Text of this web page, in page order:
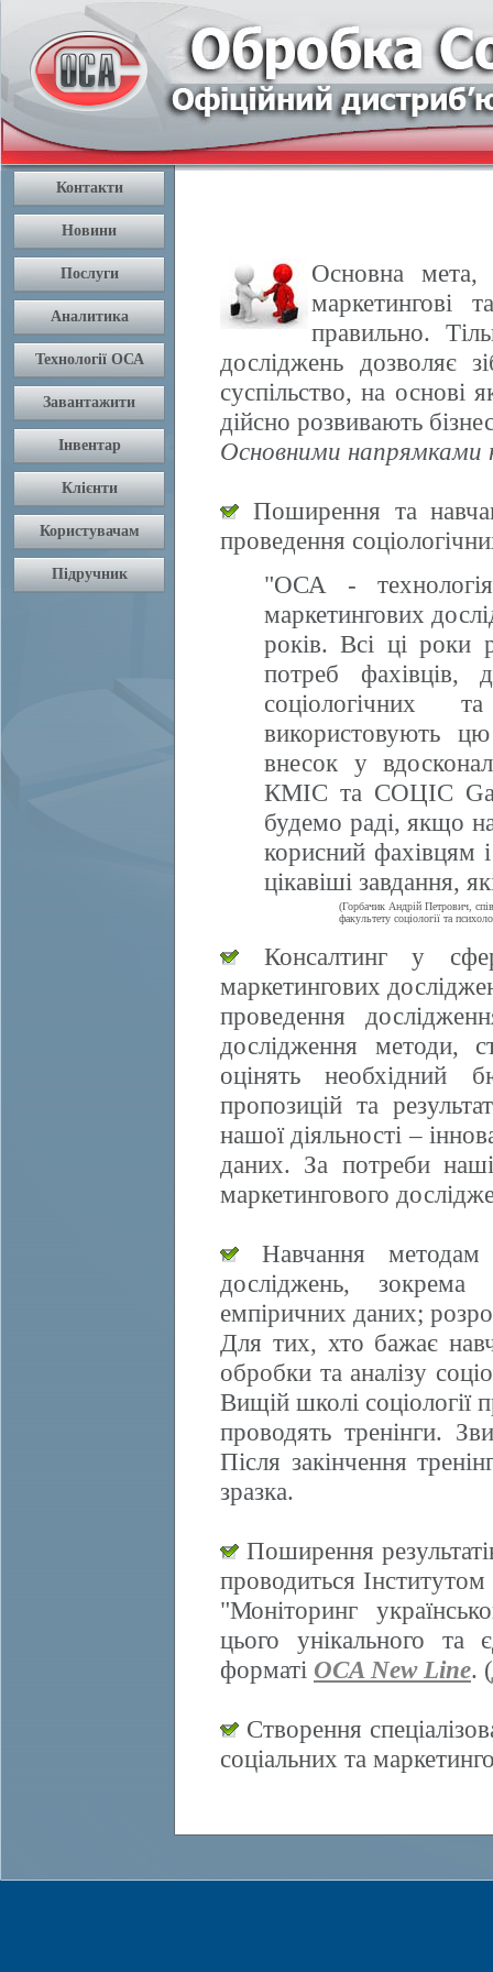
Основна мета,
маркетингові
правильно.
досліджень дозволяє
суспільство, на основі
дійсно розвивають
Основними напрямками
Поширення та
проведення
"ОСА -
маркетингових
років. Всі ці роки
потреб фахівців,
соціологічних
використовують
внесок у
КМІС та СОЦІС
будемо раді, якщо
корисний фахівцям
цікавіші завдання,
(Горбачик Андрій Петрович,
факультету соціології та
Консалтинг у
маркетингових
проведення
дослідження методи,
оцінять необхідний
пропозицій та
нашої діяльності –
даних. За потреби
маркетингового
Навчання методам
досліджень, зокрема
емпіричних даних;
Для тих, хто бажає
обробки та аналізу
Вищій школі соціології
проводять тренінги.
Після закінчення
зразка.
Поширення
проводиться Інститутом
"Моніторинг
цього унікального та
форматі OCA New Line. (
Створення
соціальних та